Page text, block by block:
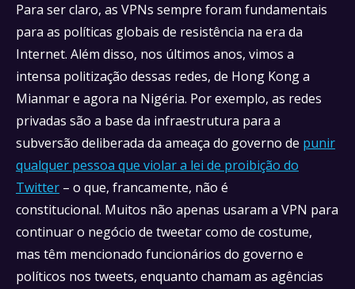
Para ser claro, as VPNs sempre foram fundamentais
para as políticas globais de resistência na era da
Internet. Além disso, nos últimos anos, vimos a
intensa politização dessas redes, de Hong Kong a
Mianmar e agora na Nigéria. Por exemplo, as redes
privadas são a base da infraestrutura para a
subversão deliberada da ameaça do governo de punir
qualquer pessoa que violar a lei de proibição do
Twitter – o que, francamente, não é
constitucional. Muitos não apenas usaram a VPN para
continuar o negócio de tweetar como de costume,
mas têm mencionado funcionários do governo e
políticos nos tweets, enquanto chamam as agências